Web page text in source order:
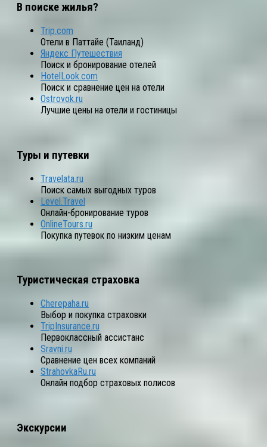
В поиске жилья?
Trip.com
Отели в Паттайе (Таиланд)
Яндекс Путешествия
Поиск и бронирование отелей
HotelLook.com
Поиск и сравнение цен на отели
Ostrovok.ru
Лучшие цены на отели и гостиницы
Туры и путевки
Travelata.ru
Поиск самых выгодных туров
Level.Travel
Онлайн-бронирование туров
OnlineTours.ru
Покупка путевок по низким ценам
Туристическая страховка
Cherepaha.ru
Выбор и покупка страховки
TripInsurance.ru
Первоклассный ассистанс
Sravni.ru
Сравнение цен всех компаний
StrahovkaRu.ru
Онлайн подбор страховых полисов
Экскурсии